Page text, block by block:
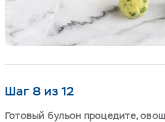
Шаг 8 из 12
Готовый бульон процедите,